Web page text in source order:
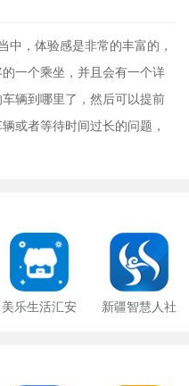
中，体验感是非常的丰富的，
一个乘坐，并且会有一个详
辆到哪里了，然后可以提前
或者等待时间过长的问题，
美乐生活汇安 新疆智慧人社